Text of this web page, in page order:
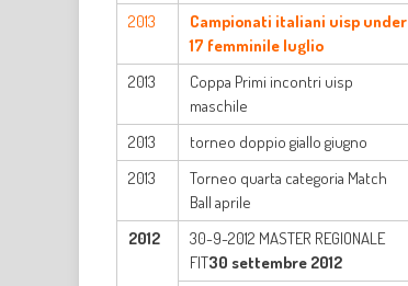
2013
Campionati italiani uisp under
17 femminile luglio
2013
Coppa Primi incontri uisp
maschile
2013 torneo doppio giallo giugno
2013
Torneo quarta categoria Match
Ball aprile
2012
30-9-2012 MASTER REGIONALE
FIT30 settembre 2012